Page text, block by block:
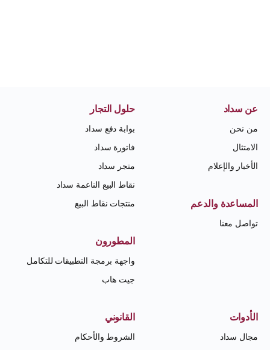
عن سداد
من نحن
الامتثال
الأخبار والإعلام
المساعدة والدعم
تواصل معنا
حلول التجار
بوابة دفع سداد
فاتورة سداد
متجر سداد
نقاط البيع الناعمة سداد
منتجات نقاط البيع
المطورون
واجهة برمجة التطبيقات للتكامل
جيت هاب
الأدوات
مجال سداد
القانوني
الشروط والأحكام